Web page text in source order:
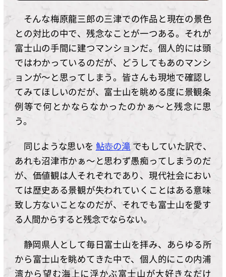
そんな梅原龍三郎の三津での作品と現在の景色
との対比の中で、残念なことが一つある。それが
富士山の手間に建つマンションだ。個人的には頭
ではわかっているのだが、どうしてもあのマンシ
ョンが～と思ってしまう。皆さんも現地で確認し
てみてほしいのだが、富士山を眺める度に景観条
例等で何とかならなかったのかぁ～と残念に思
う。
同じような思いを 鮎壺の滝でもしていた訳で、
あれも沼津市かぁ～と思わず愚痴ってしまうのだ
が、価値観は人それぞれであり、現代社会におい
ては歴史ある景観が失われていくことはある意味
致し方ないことなのだが、それでも富士山を愛す
る人間からすると残念でならない。
静岡県人として毎日富士山を拝み、あらゆる所
から富士山を眺めてきた中で、個人的にこの内浦
湾から望む海上に浮かぶ富士山が大好きなだけ